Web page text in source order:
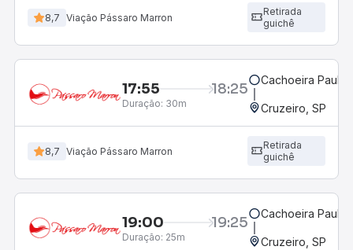
8,7 Viação Pássaro Marron
Retirada
guichê
17:55 18:25
Duração: 30m
Cachoeira
Cruzeiro, SP
8,7 Viação Pássaro Marron
Retirada
guichê
19:00 19:25
Duração: 25m
Cachoeira
Cruzeiro, SP